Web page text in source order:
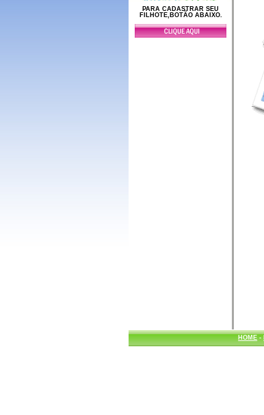
PARA CADASTRAR SEU
FILHOTE,BOTÃO ABAIXO.
HOME-